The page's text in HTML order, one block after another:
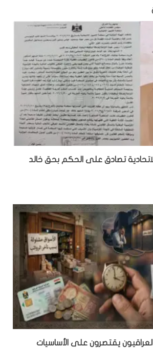
تصادق على الحكم بحق خالد
يقتصرون على الأساسيات